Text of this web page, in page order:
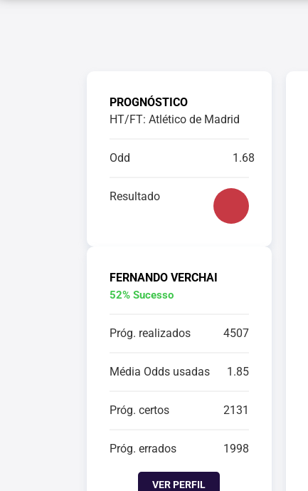
PROGNÓSTICO
HT/FT: Atlético de Madrid
Odd 1.68
Resultado
FERNANDO VERCHAI
52% Sucesso
Próg. realizados 4507
Média Odds usadas 1.85
Próg. certos 2131
Próg. errados 1998
VER PERFIL